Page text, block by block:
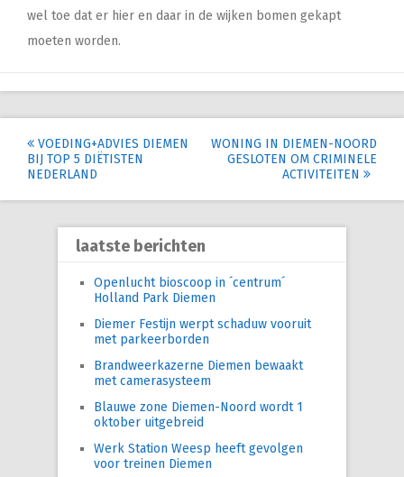
wel toe dat er hier en daar in de wijken bomen gekapt
moeten worden.
Post
navigation
VOEDING+ADVIES DIEMEN
BIJ TOP 5 DIËTISTEN
NEDERLAND
WONING IN DIEMEN-NOORD
GESLOTEN OM CRIMINELE
ACTIVITEITEN
laatste berichten
Openlucht bioscoop in ´centrum´
Holland Park Diemen
Diemer Festijn werpt schaduw vooruit
met parkeerborden
Brandweerkazerne Diemen bewaakt
met camerasysteem
Blauwe zone Diemen-Noord wordt 1
oktober uitgebreid
Werk Station Weesp heeft gevolgen
voor treinen Diemen